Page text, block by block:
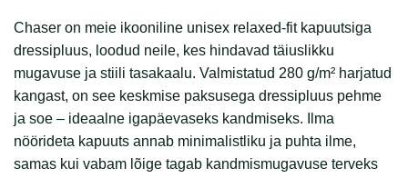
Chaser on meie ikooniline unisex relaxed-fit kapuutsiga
dressipluus, loodud neile, kes hindavad täiuslikku
mugavuse ja stiili tasakaalu. Valmistatud 280 g/m² harjatud
kangast, on see keskmise paksusega dressipluus pehme
ja soe – ideaalne igapäevaseks kandmiseks. Ilma
nöörideta kapuuts annab minimalistliku ja puhta ilme,
samas kui vabam lõige tagab kandmismugavuse terveks